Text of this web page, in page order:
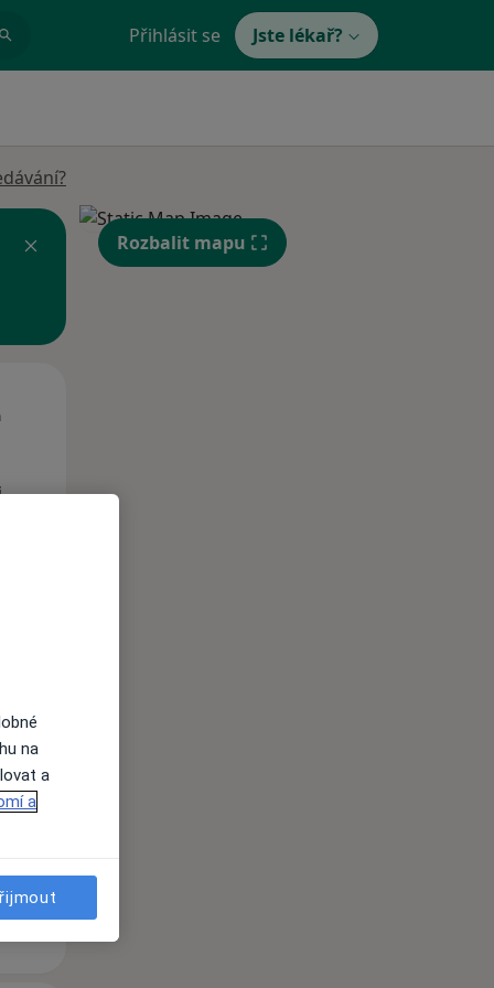
Přihlásit se Jste lékař?
Rozbalit mapu
na
a
a